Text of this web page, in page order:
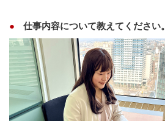
仕事内容について教えてください。